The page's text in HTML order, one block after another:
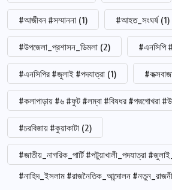
#আজীবন #সম্মাননা (1) #আহত_সংঘর্ষ (1)
#উপজেলা_প্রশাসন_ডিমলা (2) #এনসিপি
#এনসিপির #জুলাই #পদযাত্রা (1)
#কলাপাড়ায় #৬ #ফুট #লম্বা #বিষধর #পদ্মগোখরা
#চরবিজায় #কুয়াকাটা (2)
#জাতীয়_নাগরিক_পার্টি #পটুয়াখালী_পদযাত্রা
#নাহিদ_ইসলাম #রাজনৈতিক_আন্দোলন